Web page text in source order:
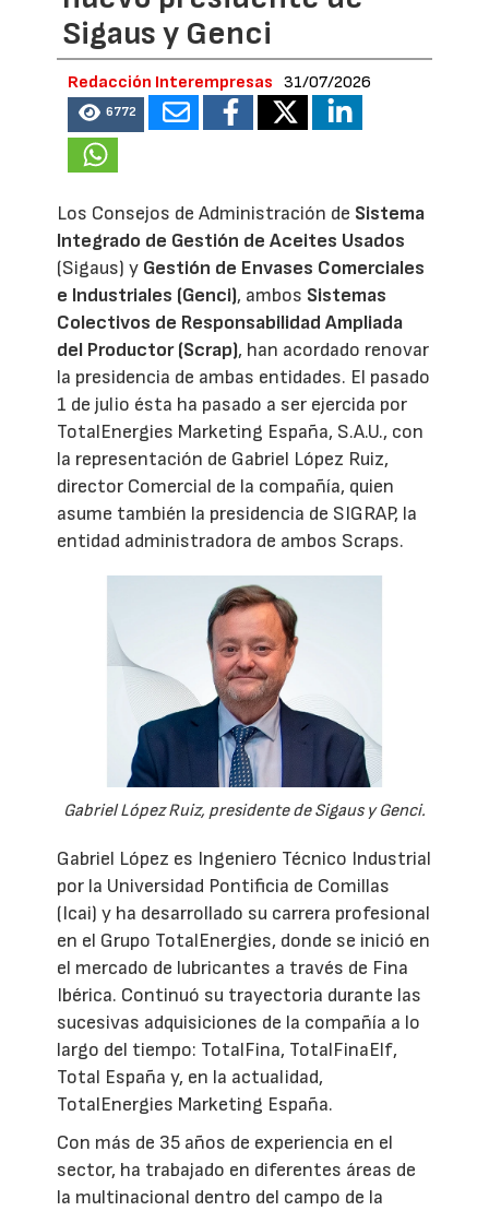
Sigaus y Genci
Redacción Interempresas 31/07/2026
6772
Los Consejos de Administración de Sistema
Integrado de Gestión de Aceites Usados
(Sigaus) y Gestión de Envases Comerciales
e Industriales (Genci), ambos Sistemas
Colectivos de Responsabilidad Ampliada
del Productor (Scrap), han acordado renovar
la presidencia de ambas entidades. El pasado
1 de julio ésta ha pasado a ser ejercida por
TotalEnergies Marketing España, S.A.U., con
la representación de Gabriel López Ruiz,
director Comercial de la compañía, quien
asume también la presidencia de SIGRAP, la
entidad administradora de ambos Scraps.
Gabriel López Ruiz, presidente de Sigaus y Genci.
Gabriel López es Ingeniero Técnico Industrial
por la Universidad Pontificia de Comillas
(Icai) y ha desarrollado su carrera profesional
en el Grupo TotalEnergies, donde se inició en
el mercado de lubricantes a través de Fina
Ibérica. Continuó su trayectoria durante las
sucesivas adquisiciones de la compañía a lo
largo del tiempo: TotalFina, TotalFinaElf,
Total España y, en la actualidad,
TotalEnergies Marketing España.
Con más de 35 años de experiencia en el
sector, ha trabajado en diferentes áreas de
la multinacional dentro del campo de la